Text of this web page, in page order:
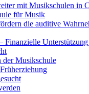
mit Musikschulen in
für Musik
die auditive
Finanzielle
der Musikschule